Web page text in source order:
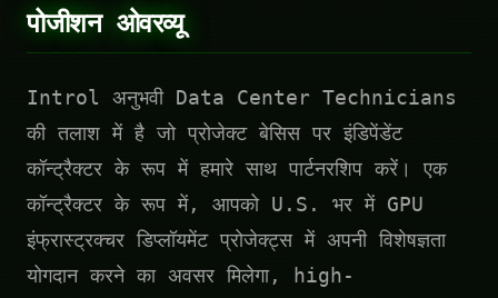
पोजीशन ओवरव्यू
Introl अनुभवी Data Center Technicians
की तलाश में है जो प्रोजेक्ट बेसिस पर इंडिपेंडेंट
कॉन्ट्रैक्टर के रूप में हमारे साथ पार्टनरशिप करें। एक
कॉन्ट्रैक्टर के रूप में, आपको U.S. भर में GPU
इंफ्रास्ट्रक्चर डिप्लॉयमेंट प्रोजेक्ट्स में अपनी विशेषज्ञता
योगदान करने का अवसर मिलेगा, high-